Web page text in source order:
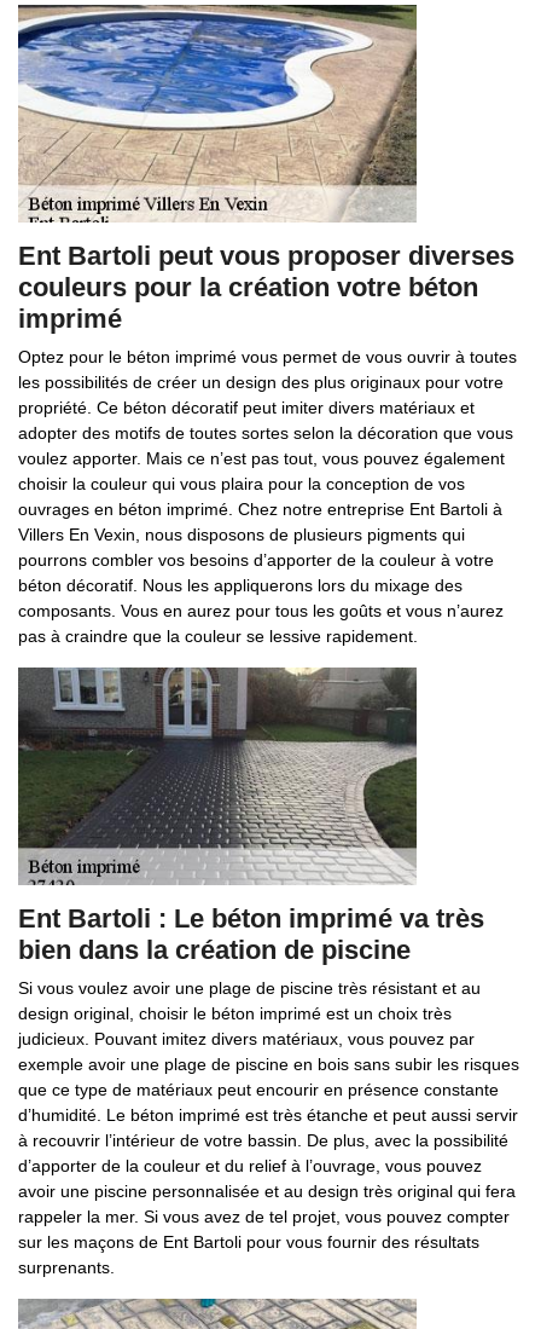
Ent Bartoli peut vous proposer diverses
couleurs pour la création votre béton
imprimé
Optez pour le béton imprimé vous permet de vous ouvrir à toutes
les possibilités de créer un design des plus originaux pour votre
propriété. Ce béton décoratif peut imiter divers matériaux et
adopter des motifs de toutes sortes selon la décoration que vous
voulez apporter. Mais ce n’est pas tout, vous pouvez également
choisir la couleur qui vous plaira pour la conception de vos
ouvrages en béton imprimé. Chez notre entreprise Ent Bartoli à
Villers En Vexin, nous disposons de plusieurs pigments qui
pourrons combler vos besoins d’apporter de la couleur à votre
béton décoratif. Nous les appliquerons lors du mixage des
composants. Vous en aurez pour tous les goûts et vous n’aurez
pas à craindre que la couleur se lessive rapidement.
Ent Bartoli : Le béton imprimé va très
bien dans la création de piscine
Si vous voulez avoir une plage de piscine très résistant et au
design original, choisir le béton imprimé est un choix très
judicieux. Pouvant imitez divers matériaux, vous pouvez par
exemple avoir une plage de piscine en bois sans subir les risques
que ce type de matériaux peut encourir en présence constante
d’humidité. Le béton imprimé est très étanche et peut aussi servir
à recouvrir l’intérieur de votre bassin. De plus, avec la possibilité
d’apporter de la couleur et du relief à l’ouvrage, vous pouvez
avoir une piscine personnalisée et au design très original qui fera
rappeler la mer. Si vous avez de tel projet, vous pouvez compter
sur les maçons de Ent Bartoli pour vous fournir des résultats
surprenants.